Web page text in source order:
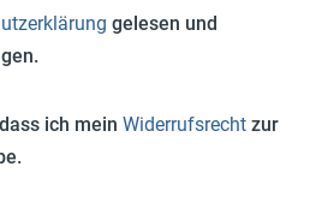
gelesen und
ich mein Widerrufsrecht zur